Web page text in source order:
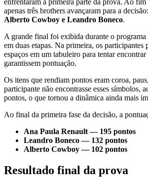
enfrentaram a primeira parte da prova. Ao fim
apenas três brothers avançaram para a decisão:
Alberto Cowboy e Leandro Boneco.
A grande final foi exibida durante o programa
em duas etapas. Na primeira, os participantes
espaços em um tabuleiro para tentar
garantissem pontuação.
Os itens que rendiam pontos eram coroa,
participante não encontrasse esses símbolos,
pontos, o que tornou a dinâmica ainda mais
Ao final da primeira fase da decisão, a
Ana Paula Renault — 195 pontos
Leandro Boneco — 132 pontos
Alberto Cowboy — 102 pontos
Resultado final da prova